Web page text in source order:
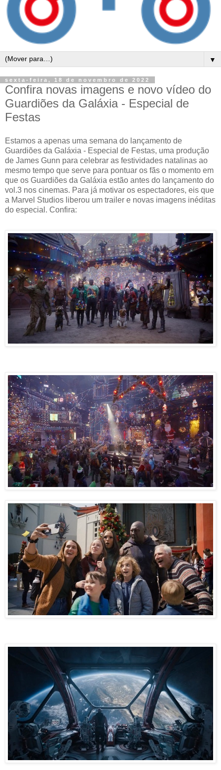
▼
sexta-feira, 18 de novembro de 2022
Confira novas imagens e novo vídeo do
Guardiões da Galáxia - Especial de
Festas
Estamos a apenas uma semana do lançamento de
Guardiões da Galáxia - Especial de Festas, uma produção
de James Gunn para celebrar as festividades natalinas ao
mesmo tempo que serve para pontuar os fãs o momento em
que os Guardiões da Galáxia estão antes do lançamento do
vol.3 nos cinemas. Para já motivar os espectadores, eis que
a Marvel Studios liberou um trailer e novas imagens inéditas
do especial. Confira: